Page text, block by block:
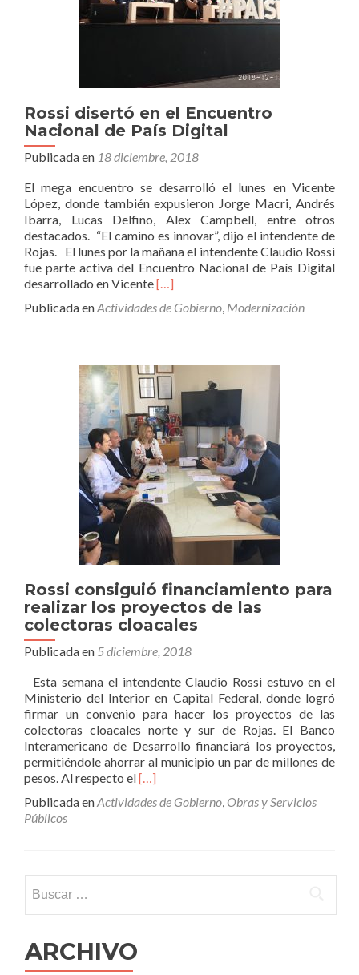
Rossi disertó en el Encuentro
Nacional de País Digital
Publicada en 18 diciembre, 2018
El mega encuentro se desarrolló el lunes en Vicente
López, donde también expusieron Jorge Macri, Andrés
Ibarra, Lucas Delfino, Alex Campbell, entre otros
destacados. “El camino es innovar”, dijo el intendente de
Rojas. El lunes por la mañana el intendente Claudio Rossi
fue parte activa del Encuentro Nacional de País Digital
desarrollado en VicenteLeer
disertó
Encuentro
Nacional
de
País
Digital
[…]
Publicada enActividades de Gobierno, Modernización
Rossi consiguió financiamiento para
realizar los proyectos de las
colectoras cloacales
Publicada en 5 diciembre, 2018
Esta semana el intendente Claudio Rossi estuvo en el
Ministerio del Interior en Capital Federal, donde logró
firmar un convenio para hacer los proyectos de las
colectoras cloacales norte y sur de Rojas. El Banco
Interamericano de Desarrollo financiará los proyectos,
permitiéndole ahorrar al municipio un par de millones de
pesos. Al respecto elLeer
consiguió
los
[…]
Publicada enActividades de Gobierno, Obras y Servicios
Públicos
ARCHIVO